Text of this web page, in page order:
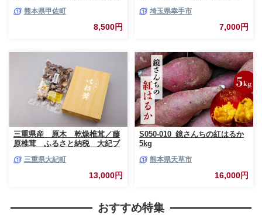
れ 国産 熊本県産 お任せ 何が入
っているかはお楽しみ 7種類前
後 おすすめ 熊本県 甲佐町【価
熊本県甲佐町
8,500円
野菜 ベジタブル 美味しい おい
しい 根菜 スタミナ 大蒜 生にん
にく 国産 おすすめ 送料無料 埼
埼玉県幸手市
7,000円
三重県産 原木 乾燥椎茸／藤
原椎茸 ふるさと納税 大紀ブ
ノコ きのこ 三重県 大紀町
三重県大紀町
13,000円
S050-010_鏡さんちの紅はるか
5kg
熊本県天草市
16,000円
おすすめ特集